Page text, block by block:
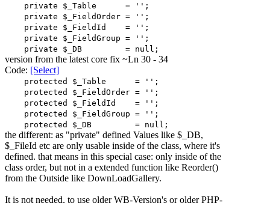
private $_Table = '';
private $_FieldOrder = '';
private $_FieldId = '';
private $_FieldGroup = '';
private $_DB = null;
version from the latest core fix ~Ln 30 - 34
Code: [Select]
protected $_Table = '';
protected $_FieldOrder = '';
protected $_FieldId = '';
protected $_FieldGroup = '';
protected $_DB = null;
the different: as "private" defined Values like $_DB,
$_FileId etc are only usable inside of the class, where it's
defined. that means in this special case: only inside of the
class order, but not in a extended function like Reorder()
from the Outside like DownLoadGallery.
It is not needed, to use older WB-Version's or older PHP-